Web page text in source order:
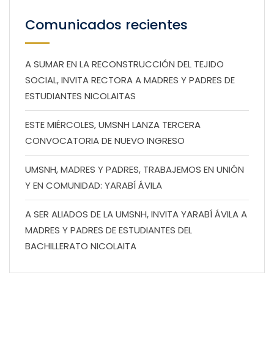
Comunicados recientes
A SUMAR EN LA RECONSTRUCCIÓN DEL TEJIDO
SOCIAL, INVITA RECTORA A MADRES Y PADRES DE
ESTUDIANTES NICOLAITAS
ESTE MIÉRCOLES, UMSNH LANZA TERCERA
CONVOCATORIA DE NUEVO INGRESO
UMSNH, MADRES Y PADRES, TRABAJEMOS EN UNIÓN
Y EN COMUNIDAD: YARABÍ ÁVILA
A SER ALIADOS DE LA UMSNH, INVITA YARABÍ ÁVILA A
MADRES Y PADRES DE ESTUDIANTES DEL
BACHILLERATO NICOLAITA